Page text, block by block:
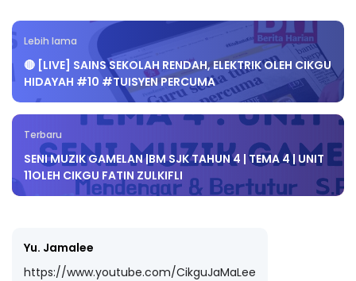
Lebih lama
🔴 [LIVE] SAINS SEKOLAH RENDAH, ELEKTRIK OLEH CIKGU
HIDAYAH #10 #TUISYEN PERCUMA
Terbaru
SENI MUZIK GAMELAN |BM SJK TAHUN 4 | TEMA 4 | UNIT
11OLEH CIKGU FATIN ZULKIFLI
Yu. Jamalee
https://www.youtube.com/CikguJaMaLee